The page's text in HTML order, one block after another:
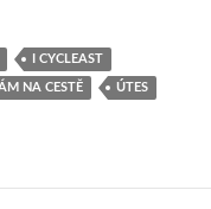
I CYCLEAST
NA CESTĚ ÚTES